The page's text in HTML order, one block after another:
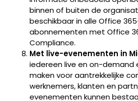
binnen of buiten de
beschikbaar in alle Office
abonnementen met Office
Compliance.
Met live-evenementen in
iedereen live en on-demand
maken voor aantrekkelijke
werknemers, klanten en
evenementen kunnen